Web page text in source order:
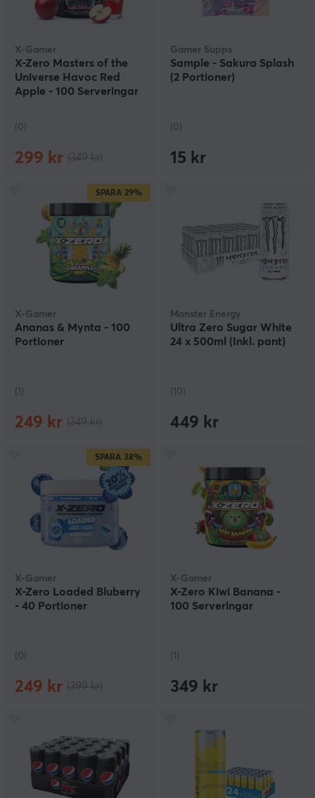
X-Gamer
X-Zero Masters of the
Universe Havoc Red
Apple - 100 Serveringar
(0)
299 kr
Gamer Supps
Sample - Sakura Splash
(2 Portioner)
(0)
15 kr
SPARA 29%
X-Gamer
Ananas & Mynta - 100
Portioner
(1)
249 kr
Monster Energy
Ultra Zero Sugar White
24 x 500ml (Inkl. pant)
(10)
449 kr
SPARA 38%
X-Gamer
X-Zero Loaded Bluberry
- 40 Portioner
(0)
249 kr
X-Gamer
X-Zero Kiwi Banana -
100 Serveringar
(1)
349 kr